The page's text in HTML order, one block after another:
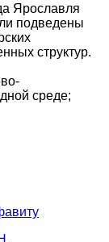
Ярославля
подведены
структур.
среде;